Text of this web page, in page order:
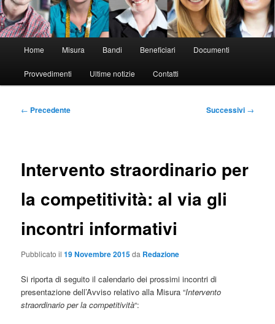
principale
Home Misura Bandi Beneficiari Documenti
Provvedimenti Ultime notizie Contatti
Navigazione
← Precedente Successivi →
Intervento straordinario per
la competitività: al via gli
incontri informativi
Pubblicato il19 Novembre 2015da Redazione
Si riporta di seguito il calendario dei prossimi incontri di
presentazione dell’Avviso relativo alla Misura “Intervento
straordinario per la competitività“: